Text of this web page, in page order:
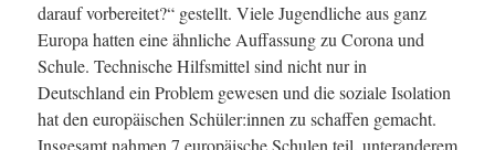
darauf vorbereitet?“ gestellt. Viele Jugendliche aus ganz
Europa hatten eine ähnliche Auffassung zu Corona und
Schule. Technische Hilfsmittel sind nicht nur in
Deutschland ein Problem gewesen und die soziale Isolation
hat den europäischen Schüler:innen zu schaffen gemacht.
Insgesamt nahmen 7 europäische Schulen teil, unteranderem